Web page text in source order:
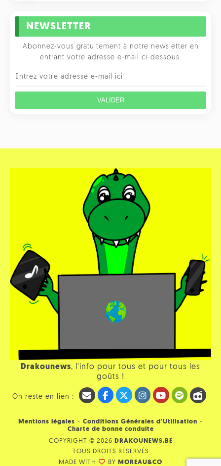
NEWSLETTER
Abonnez-vous gratuitement à notre newsletter en
entrant votre adresse e-mail ci-dessous.
VALIDER
Drakounews, l'info pour tous et pour tous les
goûts !
On reste en lien :
Mentions légales - Conditions Générales d'Utilisation -
Charte de bonne conduite
COPYRIGHT © 2026
DRAKOUNEWS.BE
TOUS DROITS RÉSERVÉS
MADE WITH
BY MOREAU&CO